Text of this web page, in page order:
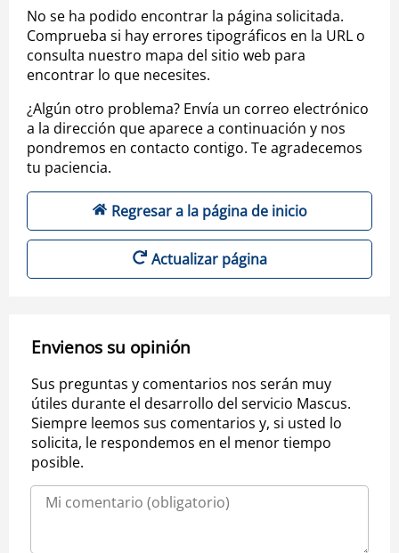
No se ha podido encontrar la página solicitada.
Comprueba si hay errores tipográficos en la URL o
consulta nuestro mapa del sitio web para
encontrar lo que necesites.
¿Algún otro problema? Envía un correo electrónico
a la dirección que aparece a continuación y nos
pondremos en contacto contigo. Te agradecemos
tu paciencia.
Regresar a la página de inicio
Actualizar página
Envienos su opinión
Sus preguntas y comentarios nos serán muy
útiles durante el desarrollo del servicio Mascus.
Siempre leemos sus comentarios y, si usted lo
solicita, le respondemos en el menor tiempo
posible.